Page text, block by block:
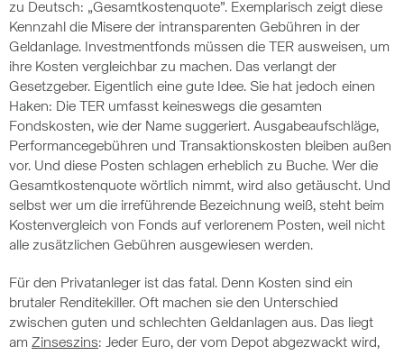
zu Deutsch: „Gesamtkostenquote”. Exemplarisch zeigt diese
Kennzahl die Misere der intransparenten Gebühren in der
Geldanlage. Investmentfonds müssen die TER ausweisen, um
ihre Kosten vergleichbar zu machen. Das verlangt der
Gesetzgeber. Eigentlich eine gute Idee. Sie hat jedoch einen
Haken: Die TER umfasst keineswegs die gesamten
Fondskosten, wie der Name suggeriert. Ausgabeaufschläge,
Performancegebühren und Transaktionskosten bleiben außen
vor. Und diese Posten schlagen erheblich zu Buche. Wer die
Gesamtkostenquote wörtlich nimmt, wird also getäuscht. Und
selbst wer um die irreführende Bezeichnung weiß, steht beim
Kostenvergleich von Fonds auf verlorenem Posten, weil nicht
alle zusätzlichen Gebühren ausgewiesen werden.
Für den Privatanleger ist das fatal. Denn Kosten sind ein
brutaler Renditekiller. Oft machen sie den Unterschied
zwischen guten und schlechten Geldanlagen aus. Das liegt
am Zinseszins: Jeder Euro, der vom Depot abgezwackt wird,